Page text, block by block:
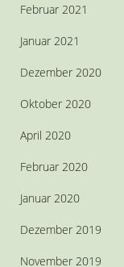
Februar 2021
Januar 2021
Dezember 2020
Oktober 2020
April 2020
Februar 2020
Januar 2020
Dezember 2019
November 2019